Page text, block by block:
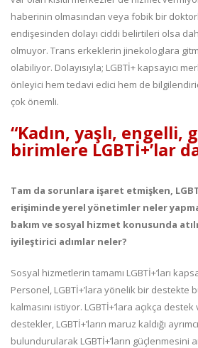
haberinin olmasından veya fobik bir
endişesinden dolayı ciddi belirtileri olsa
olmuyor. Trans erkeklerin jinekologlara
olabiliyor. Dolayısıyla; LGBTİ+ kapsayıcı
önleyici hem tedavi edici hem de
çok önemli.
“Kadın, yaşlı, engelli,
birimlere LGBTİ+’lar
Tam da sorunlara işaret etmişken,
erişiminde yerel yönetimler neler
bakım ve sosyal hizmet konusunda
iyileştirici adımlar neler?
Sosyal hizmetlerin tamamı LGBTİ+’ları
Personel, LGBTİ+’lara yönelik bir destekte
kalmasını istiyor. LGBTİ+’lara açıkça
destekler, LGBTİ+’ların maruz kaldığı
bulundurularak LGBTİ+’ların güçlenmesini